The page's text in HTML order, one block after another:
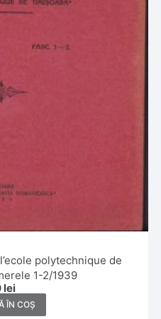
polytechnique de
1-2/1939
lei
ÎN COȘ